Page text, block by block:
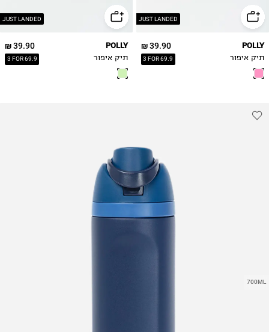
JUST LANDED
39.90 ₪
3 FOR 69.9
POLLY
תיק איפור
JUST LANDED
39.90 ₪
3 FOR 69.9
POLLY
תיק איפור
700ML